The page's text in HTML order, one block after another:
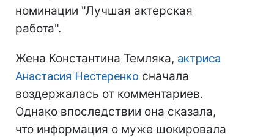
номинации "Лучшая актерская
работа".
Жена Константина Темляка, актриса
Анастасия Нестеренко сначала
воздержалась от комментариев.
Однако впоследствии она сказала,
что информация о муже шокировала